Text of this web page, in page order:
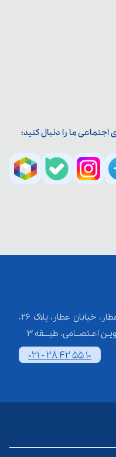
ما را دنبال کنید:
تهران، میدان عطار، خیابان عطار، پلاک 26،
اعـتصــامی، طبـــقه 3
021 - 28 42 55 10